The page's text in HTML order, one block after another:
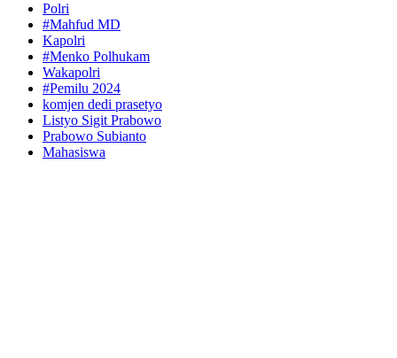
Polri
#Mahfud MD
Kapolri
#Menko Polhukam
Wakapolri
#Pemilu 2024
komjen dedi prasetyo
Listyo Sigit Prabowo
Prabowo Subianto
Mahasiswa